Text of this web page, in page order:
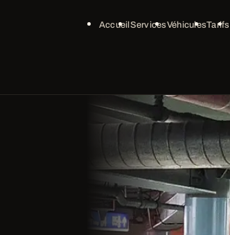
AccueilServicesVéhiculesTarifs